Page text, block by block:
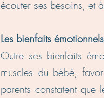
écouter ses besoins, et
Les bienfaits
Outre ses bienfaits
muscles du bébé,
parents constatent